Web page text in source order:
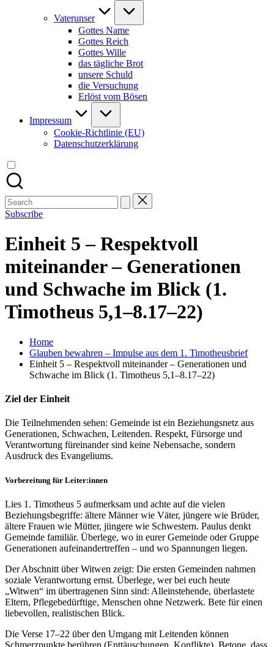
Vaterunser
Gottes Name
Gottes Reich
Gottes Wille
das tägliche Brot
unsere Schuld
die Versuchung
Erlöst vom Bösen
Impressum
Cookie-Richtlinie (EU)
Datenschutzerklärung
Search
for:
Subscribe
Einheit 5 – Respektvoll
miteinander – Generationen
und Schwache im Blick (1.
Timotheus 5,1–8.17–22)
Home
Glauben bewahren – Impulse aus dem 1. Timotheusbrief
Einheit 5 – Respektvoll miteinander – Generationen und
Schwache im Blick (1. Timotheus 5,1–8.17–22)
Ziel der Einheit
Die Teilnehmenden sehen: Gemeinde ist ein Beziehungsnetz aus
Generationen, Schwachen, Leitenden. Respekt, Fürsorge und
Verantwortung füreinander sind keine Nebensache, sondern
Ausdruck des Evangeliums.
Vorbereitung für Leiter:innen
Lies 1. Timotheus 5 aufmerksam und achte auf die vielen
Beziehungsbegriffe: ältere Männer wie Väter, jüngere wie Brüder,
ältere Frauen wie Mütter, jüngere wie Schwestern. Paulus denkt
Gemeinde familiär. Überlege, wo in eurer Gemeinde oder Gruppe
Generationen aufeinandertreffen – und wo Spannungen liegen.
Der Abschnitt über Witwen zeigt: Die ersten Gemeinden nahmen
soziale Verantwortung ernst. Überlege, wer bei euch heute
„Witwen“ im übertragenen Sinn sind: Alleinstehende, überlastete
Eltern, Pflegebedürftige, Menschen ohne Netzwerk. Bete für einen
liebevollen, realistischen Blick.
Die Verse 17–22 über den Umgang mit Leitenden können
Schmerzpunkte berühren (Enttäuschungen, Konflikte). Betone, dass